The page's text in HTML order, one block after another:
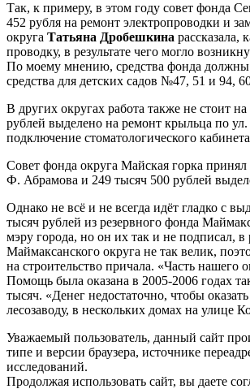
Так, к примеру, в этом году совет фонда
452 рубля на ремонт электропроводки и
округа Татьяна Дробешкина рассказала,
проводку, в результате чего могло
По моему мнению, средства фонда
средства для детских садов №47, 51 и 94,
В других округах работа также не стоит
рублей выделено на ремонт крыльца по
подключение стоматологического
Совет фонда округа Майская горка
Ф. Абрамова и 249 тысяч 500 рублей
Однако не всё и не всегда идёт гладко с
тысяч рублей из резервного фонда
мэру города, но он их так и не подписал,
Маймаксанского округа не так велик,
на строительство причала. «Часть нашего
Помощь была оказана в 2005-2006 годах
тысяч. «Денег недостаточно, чтобы
лесозаводу, в нескольких домах на улице
Уважаемый пользователь, данный сайт
типе и версии браузера, источнике
исследований.
Продолжая использовать сайт, вы даете